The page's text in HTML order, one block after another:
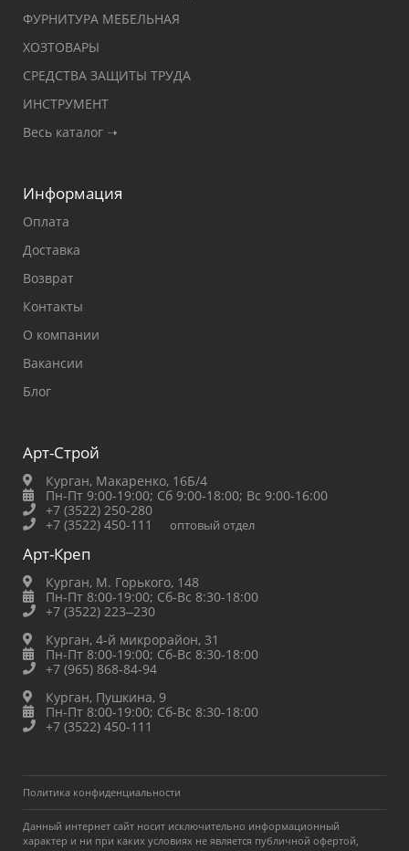
ФУРНИТУРА МЕБЕЛЬНАЯ
ХОЗТОВАРЫ
СРЕДСТВА ЗАЩИТЫ ТРУДА
ИНСТРУМЕНТ
Весь каталог ➝
Информация
Оплата
Доставка
Возврат
Контакты
О компании
Вакансии
Блог
Арт-Строй
Курган, Макаренко, 16Б/4
Пн-Пт 9:00-19:00; Сб 9:00-18:00; Вс 9:00-16:00
+7 (3522) 250-280
+7 (3522) 450-111
оптовый отдел
Арт-Креп
Курган, М. Горького, 148
Пн-Пт 8:00-19:00; Сб-Вс 8:30-18:00
+7 (3522) 223‒230
Курган, 4-й микрорайон, 31
Пн-Пт 8:00-19:00; Сб-Вс 8:30-18:00
+7 (965) 868-84-94
Курган, Пушкина, 9
Пн-Пт 8:00-19:00; Сб-Вс 8:30-18:00
+7 (3522) 450-111
Политика конфиденциальности
Данный интернет сайт носит исключительно информационный
характер и ни при каких условиях не является публичной офертой,